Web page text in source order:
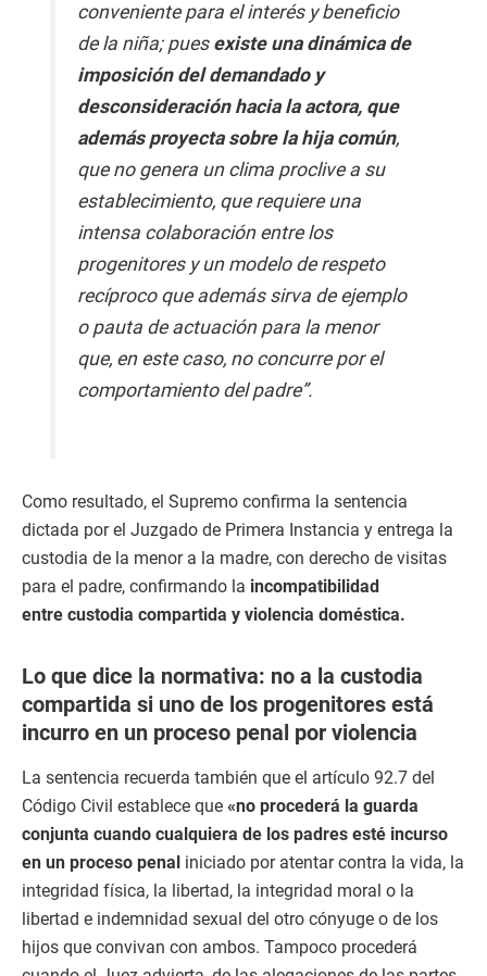
conveniente para el interés y beneficio
de la niña; pues existe una dinámica de
imposición del demandado y
desconsideración hacia la actora, que
además proyecta sobre la hija común,
que no genera un clima proclive a su
establecimiento, que requiere una
intensa colaboración entre los
progenitores y un modelo de respeto
recíproco que además sirva de ejemplo
o pauta de actuación para la menor
que, en este caso, no concurre por el
comportamiento del padre”.
Como resultado, el Supremo confirma la sentencia
dictada por el Juzgado de Primera Instancia y entrega la
custodia de la menor a la madre, con derecho de visitas
para el padre, confirmando la incompatibilidad
entre custodia compartida y violencia doméstica.
Lo que dice la normativa: no a la custodia
compartida si uno de los progenitores está
incurro en un proceso penal por violencia
La sentencia recuerda también que el artículo 92.7 del
Código Civil establece que «no procederá la guarda
conjunta cuando cualquiera de los padres esté incurso
en un proceso penal iniciado por atentar contra la vida, la
integridad física, la libertad, la integridad moral o la
libertad e indemnidad sexual del otro cónyuge o de los
hijos que convivan con ambos. Tampoco procederá